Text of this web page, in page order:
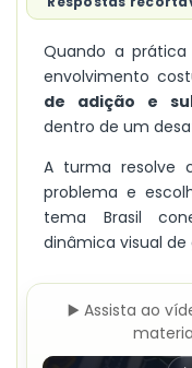
Quando a
envolvimento
de adição e
dentro de um
A turma resolve
problema e
tema Brasil
dinâmica visual de
▶️ Assista ao